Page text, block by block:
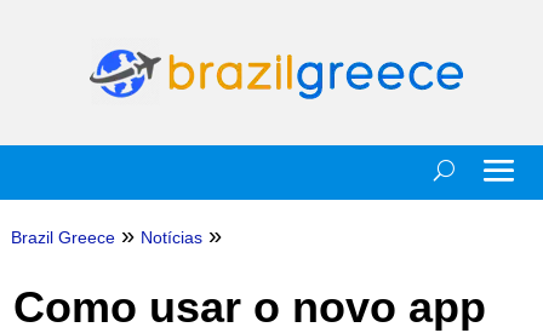
Brazil Greece » Notícias »
Como usar o novo app